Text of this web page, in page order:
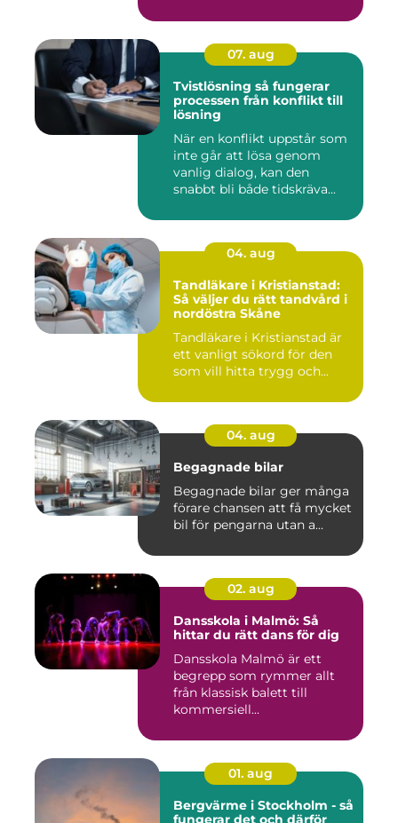
07. aug
Tvistlösning så fungerar
processen från konflikt till
lösning
När en konflikt uppstår som
inte går att lösa genom
vanlig dialog, kan den
snabbt bli både tidskräva...
04. aug
Tandläkare i Kristianstad:
Så väljer du rätt tandvård i
nordöstra Skåne
Tandläkare i Kristianstad är
ett vanligt sökord för den
som vill hitta trygg och...
04. aug
Begagnade bilar
Begagnade bilar ger många
förare chansen att få mycket
bil för pengarna utan a...
02. aug
Dansskola i Malmö: Så
hittar du rätt dans för dig
Dansskola Malmö är ett
begrepp som rymmer allt
från klassisk balett till
kommersiell...
01. aug
Bergvärme i Stockholm - så
fungerar det och därför